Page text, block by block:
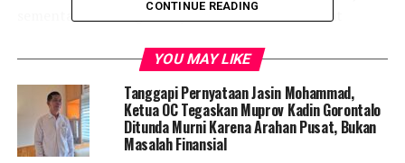
sementara seorang lainnya berada di bawah dekat
pekerja proyek langsung berusaha melakukan
pengejaran. Namun, kedua pelaku berhasil melarikan diri
dan meninggalkan lokasi kejadian.
Informasi itu kemudian diteruskan kepada pihak
CONTINUE READING
YOU MAY LIKE
Tanggapi Pernyataan Jasin Mohammad,
Ketua OC Tegaskan Muprov Kadin Gorontalo
Ditunda Murni Karena Arahan Pusat, Bukan
Masalah Finansial